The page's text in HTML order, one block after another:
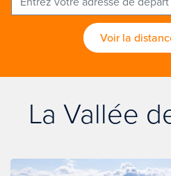
Voir la
La Vallée